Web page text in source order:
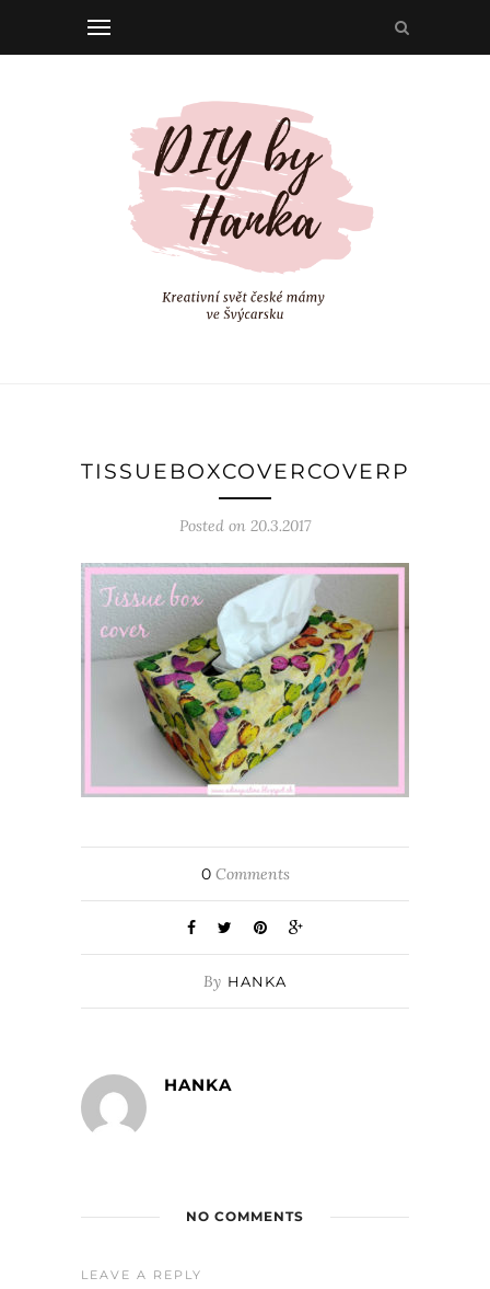
TISSUEBOXCOVERCOVERPIC
Posted on 20.3.2017
0Comments
By HANKA
HANKA
NO COMMENTS
LEAVE A REPLY